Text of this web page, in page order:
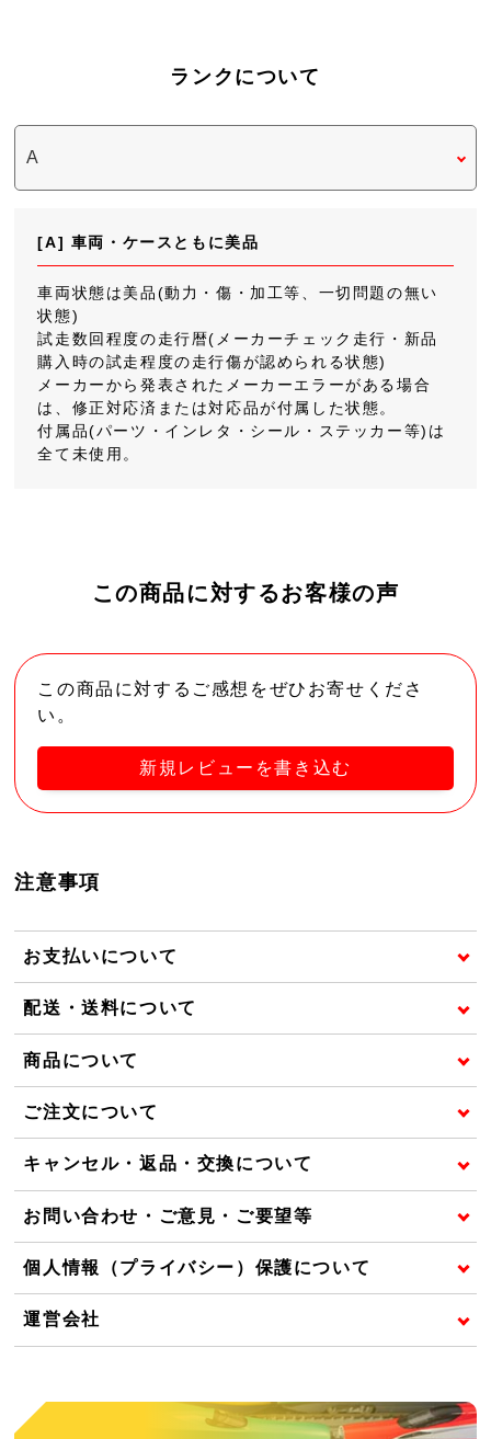
ランクについて
[A] 車両・ケースともに美品
車両状態は美品(動力・傷・加工等、一切問題の無い
状態)
試走数回程度の走行暦(メーカーチェック走行・新品
購入時の試走程度の走行傷が認められる状態)
メーカーから発表されたメーカーエラーがある場合
は、修正対応済または対応品が付属した状態。
付属品(パーツ・インレタ・シール・ステッカー等)は
全て未使用。
この商品に対するお客様の声
この商品に対するご感想をぜひお寄せくださ
い。
新規レビューを書き込む
注意事項
お支払いについて
配送・送料について
商品について
ご注文について
キャンセル・返品・交換について
お問い合わせ・ご意見・ご要望等
個人情報（プライバシー）保護について
運営会社